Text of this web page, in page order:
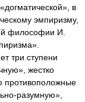
в
эмпиризму,
философии И.
три ступени
жестко
разумную»,